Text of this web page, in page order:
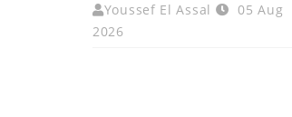
Youssef El Assal
05 Aug
2026